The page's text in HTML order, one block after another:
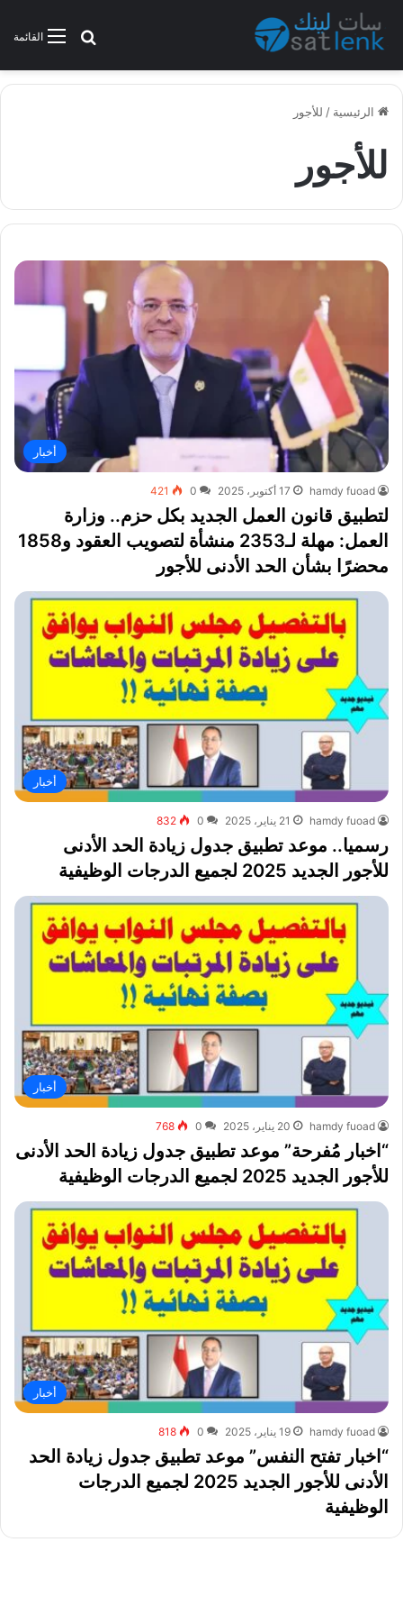
القائمةبحث عن
الرئيسية / للأجور
للأجور
أخبار
hamdy fuoad 17 أكتوبر، 2025 0
421
لتطبيق قانون العمل الجديد بكل حزم.. وزارة
العمل: مهلة لـ2353 منشأة لتصويب العقود و1858
محضرًا بشأن الحد الأدنى للأجور
أخبار
hamdy fuoad 21 يناير، 2025 0
832
رسميا.. موعد تطبيق جدول زيادة الحد الأدنى
للأجور الجديد 2025 لجميع الدرجات الوظيفية
أخبار
hamdy fuoad 20 يناير، 2025 0
768
“اخبار مُفرحة” موعد تطبيق جدول زيادة الحد الأدنى
للأجور الجديد 2025 لجميع الدرجات الوظيفية
أخبار
hamdy fuoad 19 يناير، 2025 0
818
“اخبار تفتح النفس” موعد تطبيق جدول زيادة الحد
الأدنى للأجور الجديد 2025 لجميع الدرجات
الوظيفية